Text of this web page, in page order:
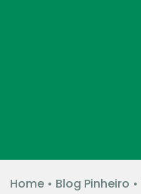
Home• Blog Pinheiro •